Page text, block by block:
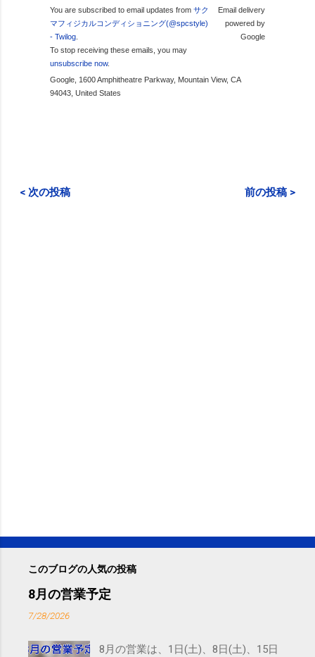
You are subscribed to email updates from サク
マフィジカルコンディショニング(@spcstyle)
- Twilog
To stop receiving these emails, you may
unsubscribe now.
Email delivery
powered by
Google
Google, 1600 Amphitheatre Parkway, Mountain View, CA
94043, United States
< 次の投稿 前の投稿 >
このブログの人気の投稿
8月の営業予定
7/28/2026
8月の営業は、1日(土)、8日(土)、15日